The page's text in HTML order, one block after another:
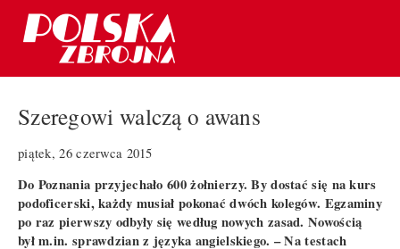
Szeregowi walczą o awans
piątek, 26 czerwca 2015
Do Poznania przyjechało 600 żołnierzy. By dostać się na kurs
podoficerski, każdy musiał pokonać dwóch kolegów. Egzaminy
po raz pierwszy odbyły się według nowych zasad. Nowością
był m.in. sprawdzian z języka angielskiego. – Na testach